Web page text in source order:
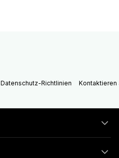
Datenschutz-Richtlinien Kontaktieren